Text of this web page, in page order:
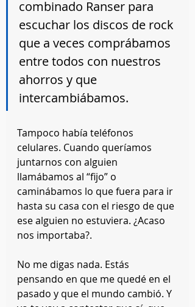
combinado Ranser para
escuchar los discos de rock
que a veces comprábamos
entre todos con nuestros
ahorros y que
intercambiábamos.
Tampoco había teléfonos
celulares. Cuando queríamos
juntarnos con alguien
llamábamos al “fijo” o
caminábamos lo que fuera para ir
hasta su casa con el riesgo de que
ese alguien no estuviera. ¿Acaso
nos importaba?.
No me digas nada. Estás
pensando en que me quedé en el
pasado y que el mundo cambió. Y